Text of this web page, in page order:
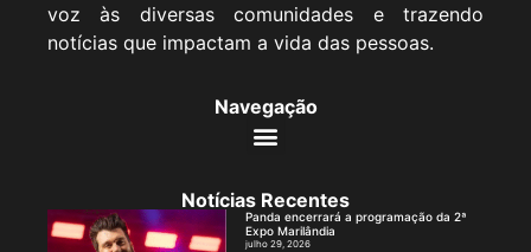
voz às diversas comunidades e trazendo
notícias que impactam a vida das pessoas.
Navegação
Notícias Recentes
Panda encerrará a programação da 2ª
Expo Marilândia
julho 29, 2026